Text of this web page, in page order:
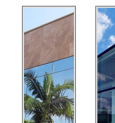
INFORMAÇÕES
FACHADA
precisa de
de qualidade,
conhecer a KCG
É possível
de correr e
ar, focando em